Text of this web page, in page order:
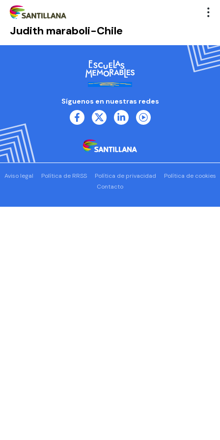
Judith maraboli-Chile
Síguenos en nuestras redes
Aviso legal Política de RRSS Política de privacidad
Política de cookies
Contacto